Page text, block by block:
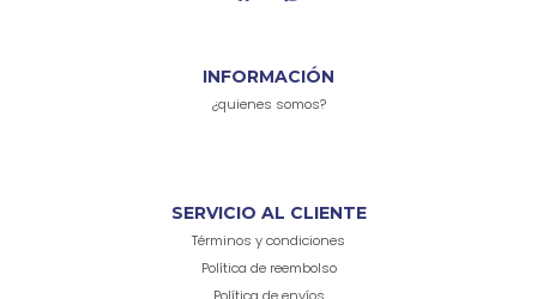
INFORMACIÓN
¿quienes somos?
SERVICIO AL CLIENTE
Términos y condiciones
Política de reembolso